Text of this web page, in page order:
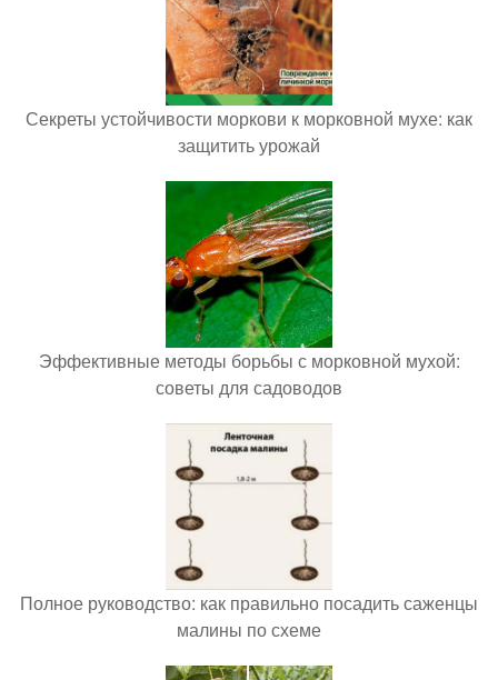
Секреты устойчивости моркови к морковной мухе: как
защитить урожай
Эффективные методы борьбы с морковной мухой:
советы для садоводов
Полное руководство: как правильно посадить саженцы
малины по схеме